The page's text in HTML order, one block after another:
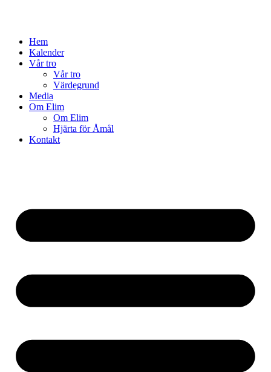
Hem
Kalender
Vår tro
Vår tro
Värdegrund
Media
Om Elim
Om Elim
Hjärta för Åmål
Kontakt